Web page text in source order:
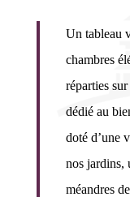
Un tableau
chambres
réparties
dédié au
doté d’une
nos jardins,
méandres